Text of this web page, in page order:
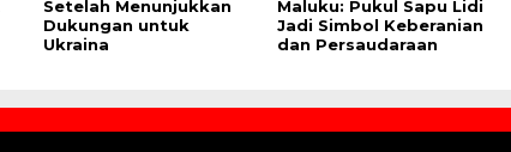
Setelah Menunjukkan
Dukungan untuk
Ukraina
Maluku: Pukul Sapu Lidi
Jadi Simbol Keberanian
dan Persaudaraan